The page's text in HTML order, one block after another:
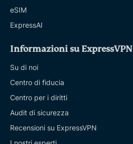
eSIM
ExpressAI
Informazioni su ExpressVPN
Su di noi
Centro di fiducia
Centro per i diritti
Audit di sicurezza
Recensioni su ExpressVPN